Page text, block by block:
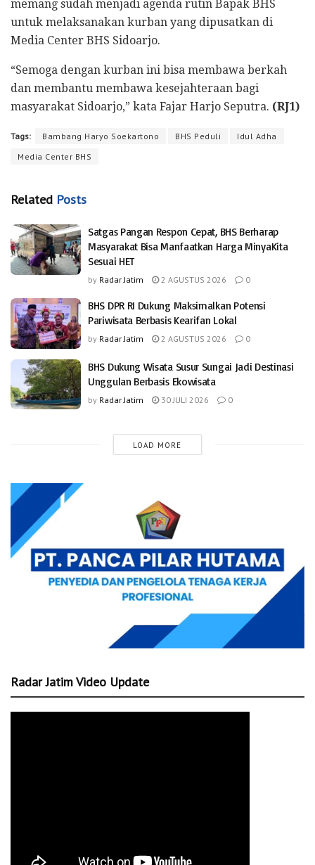
memang sudah menjadi agenda rutin Bapak BHS
untuk melaksanakan kurban yang dipusatkan di
Media Center BHS Sidoarjo.
“Semoga dengan kurban ini bisa membawa berkah
dan membantu membawa kesejahteraan bagi
masyarakat Sidoarjo,” kata Fajar Harjo Seputra. (RJ1)
Tags: Bambang Haryo Soekartono BHS Peduli
Idul Adha
Media Center BHS
Related Posts
Satgas Pangan Respon Cepat, BHS Berharap
Masyarakat Bisa Manfaatkan Harga MinyaKita
Sesuai HET
by Radar Jatim 2 AGUSTUS 2026 0
BHS DPR RI Dukung Maksimalkan Potensi
Pariwisata Berbasis Kearifan Lokal
by Radar Jatim 2 AGUSTUS 2026 0
BHS Dukung Wisata Susur Sungai Jadi Destinasi
Unggulan Berbasis Ekowisata
by Radar Jatim 30 JULI 2026 0
LOAD MORE
Radar Jatim Video Update